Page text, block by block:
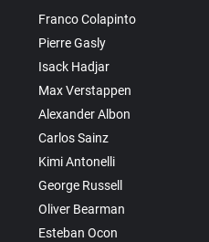
Franco Colapinto
Pierre Gasly
Isack Hadjar
Max Verstappen
Alexander Albon
Carlos Sainz
Kimi Antonelli
George Russell
Oliver Bearman
Esteban Ocon